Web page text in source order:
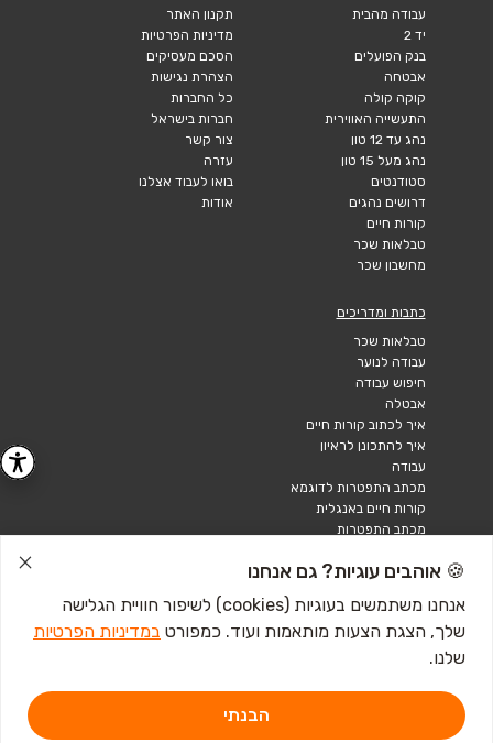
עבודה מהבית
יד 2
בנק הפועלים
אבטחה
קוקה קולה
התעשייה האווירית
נהג עד 12 טון
נהג מעל 15 טון
סטודנטים
דרושים נהגים
קורות חיים
טבלאות שכר
מחשבון שכר
תקנון האתר
מדיניות הפרטיות
הסכם מעסיקים
הצהרת נגישות
כל החברות
חברות בישראל
צור קשר
עזרה
בואו לעבוד אצלנו
אודות
כתבות ומדריכים
טבלאות שכר
עבודה לנוער
חיפוש עבודה
אבטלה
איך לכתוב קורות חיים
איך להתכונן לראיון
עבודה
מכתב התפטרות לדוגמא
קורות חיים באנגלית
מכתב התפטרות
🍪 אוהבים עוגיות? גם אנחנו
אנחנו משתמשים בעוגיות (cookies) לשיפור חוויית הגלישה
שלך, הצגת הצעות מותאמות ועוד. כמפורט במדיניות הפרטיות
שלנו.
הבנתי